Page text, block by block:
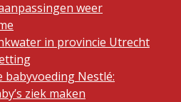
weer
in provincie Utrecht
Nestlé:
ziek maken